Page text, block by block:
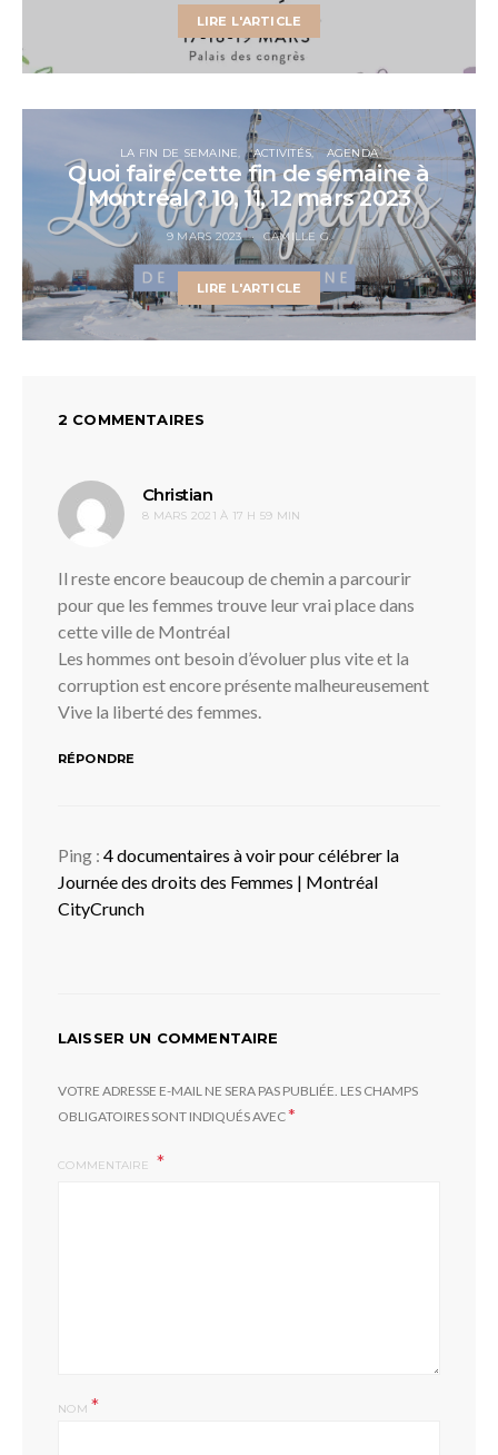
LIRE L'ARTICLE
LA FIN DE SEMAINE ACTIVITÉS AGENDA
Quoi faire cette fin de semaine à
Montréal ? 10, 11, 12 mars 2023
9 MARS 2023 CAMILLE G.
LIRE L'ARTICLE
2 COMMENTAIRES
Christiandit :
8 MARS 2021 À 17 H 59 MIN
Il reste encore beaucoup de chemin a parcourir
pour que les femmes trouve leur vrai place dans
cette ville de Montréal
Les hommes ont besoin d’évoluer plus vite et la
corruption est encore présente malheureusement
Vive la liberté des femmes.
RÉPONDRE
Ping : 4 documentaires à voir pour célébrer la
Journée des droits des Femmes | Montréal
CityCrunch
LAISSER UN COMMENTAIRE
VOTRE ADRESSE E-MAIL NE SERA PAS PUBLIÉE. LES CHAMPS
OBLIGATOIRES SONT INDIQUÉS AVEC*
COMMENTAIRE
NOM *